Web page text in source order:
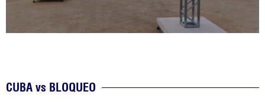
CUBA vs BLOQUEO